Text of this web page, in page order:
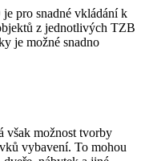
pro snadné vkládání k
z jednotlivých TZB
je možné snadno
však možnost tvorby
vybavení. To mohou